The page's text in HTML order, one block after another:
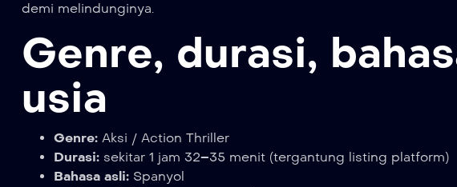
demi melindunginya.
Genre, durasi,
usia
Genre: Aksi / Action Thriller
Durasi: sekitar 1 jam 32–35 menit (tergantung listing platform)
Bahasa asli: Spanyol